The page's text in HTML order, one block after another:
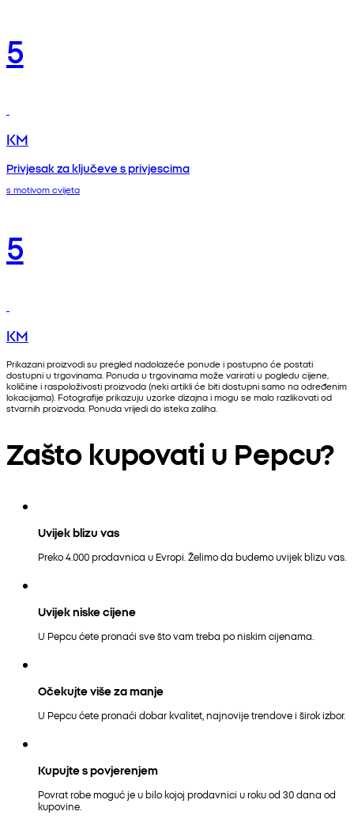
5
KM
Privjesak za ključeve s privjescima
s motivom cvijeta
5
KM
Prikazani proizvodi su pregled nadolazeće ponude i postupno će postati
dostupni u trgovinama. Ponuda u trgovinama može varirati u pogledu cijene,
količine i raspoloživosti proizvoda (neki artikli će biti dostupni samo na određenim
lokacijama). Fotografije prikazuju uzorke dizajna i mogu se malo razlikovati od
stvarnih proizvoda. Ponuda vrijedi do isteka zaliha.
Zašto kupovati u Pepcu?
Uvijek blizu vas
Preko 4.000 prodavnica u Evropi. Želimo da budemo uvijek blizu vas.
Uvijek niske cijene
U Pepcu ćete pronaći sve što vam treba po niskim cijenama.
Očekujte više za manje
U Pepcu ćete pronaći dobar kvalitet, najnovije trendove i širok izbor.
Kupujte s povjerenjem
Povrat robe moguć je u bilo kojoj prodavnici u roku od 30 dana od
kupovine.